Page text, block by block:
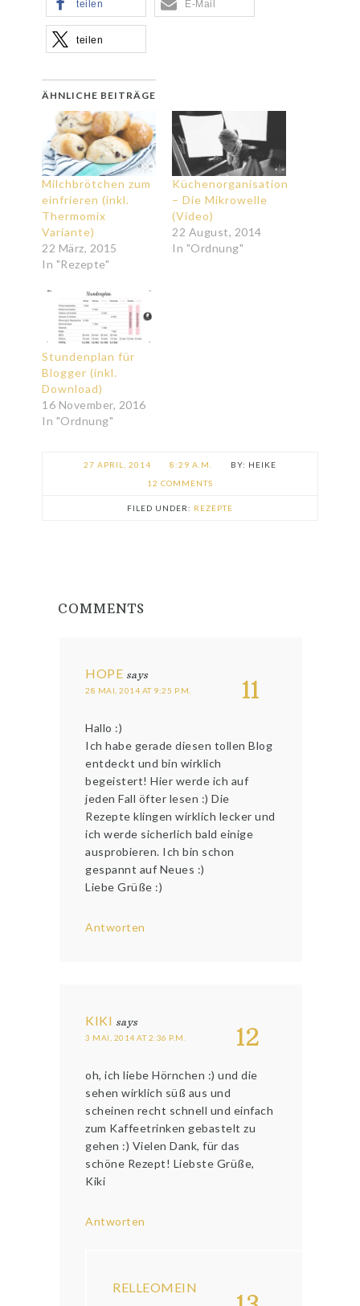
teilen E-Mail
teilen
ÄHNLICHE BEITRÄGE
Milchbrötchen zum
einfrieren (inkl.
Thermomix
Variante)
22 März, 2015
In "Rezepte"
Küchenorganisation
– Die Mikrowelle
(Video)
22 August, 2014
In "Ordnung"
Stundenplan für
Blogger (inkl.
Download)
16 November, 2016
In "Ordnung"
27 APRIL, 2014 8:29 A.M.
HEIKE
12 COMMENTS
FILED UNDER: REZEPTE
COMMENTS
11
HOPE says
28 MAI, 2014 AT 9:25 P.M.
Hallo :)
Ich habe gerade diesen tollen Blog
entdeckt und bin wirklich
begeistert! Hier werde ich auf
jeden Fall öfter lesen :) Die
Rezepte klingen wirklich lecker und
ich werde sicherlich bald einige
ausprobieren. Ich bin schon
gespannt auf Neues :)
Liebe Grüße :)
Antworten
12
KIKI says
3 MAI, 2014 AT 2:36 P.M.
oh, ich liebe Hörnchen :) und die
sehen wirklich süß aus und
scheinen recht schnell und einfach
zum Kaffeetrinken gebastelt zu
gehen :) Vielen Dank, für das
schöne Rezept! Liebste Grüße,
Kiki
Antworten
RELLEOMEIN